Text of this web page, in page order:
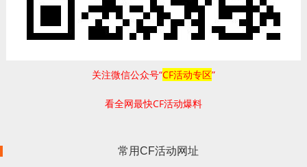
关注微信公众号“CF活动专区”
看全网最快CF活动爆料
常用CF活动网址